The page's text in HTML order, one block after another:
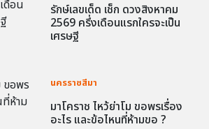
รักษ์เลขเด็ด เช็ก ดวงสิงหาคม
2569 ครึ่งเดือนแรกใครจะเป็น
เศรษฐี
นครราชสีมา
มาโคราช ไหว้ย่าโม ขอพรเรื่อง
อะไร และข้อไหนที่ห้ามขอ ?